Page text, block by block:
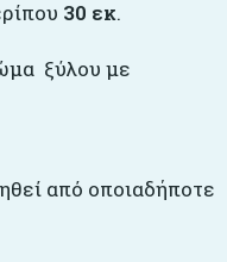
30 εκ.
ξύλου με
από οποιαδήποτε